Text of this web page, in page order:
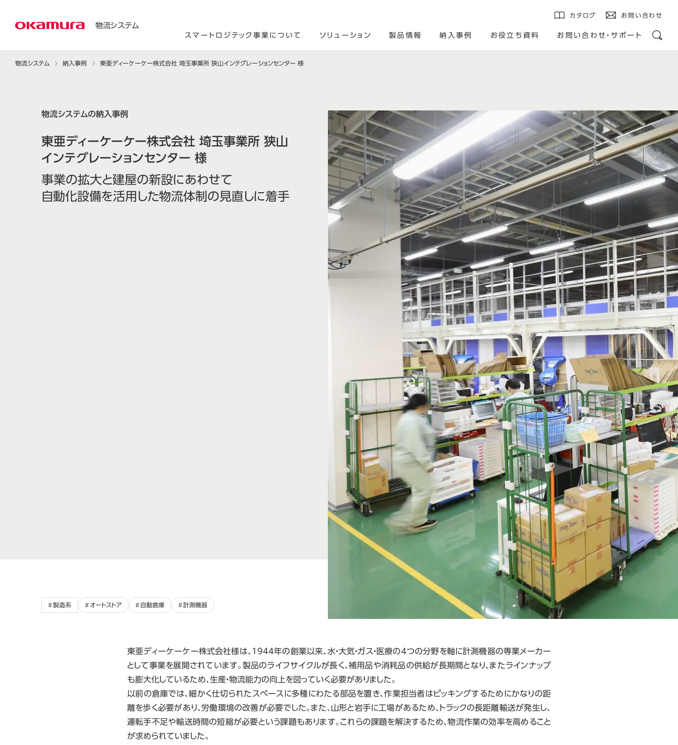
物流システム
カタログ お問い合わせ
スマートロジテック事業について ソリューション 製品情報 納入事例 お役立ち資料 お問い合わせ・サポート
物流システム 納入事例 東亜ディーケーケー株式会社 埼玉事業所 狭山インテグレーションセンター 様
物流システムの納入事例
東亜ディーケーケー株式会社 埼玉事業所 狭山
インテグレーションセンター 様
事業の拡大と建屋の新設にあわせて
自動化設備を活用した物流体制の見直しに着手
製造系 オートストア 自動倉庫 計測機器
東亜ディーケーケー株式会社様は、1944年の創業以来、水・大気・ガス・医療の4つの分野を軸に計測機器の専業メーカー
として事業を展開されています。製品のライフサイクルが長く、補用品や消耗品の供給が長期間となり、またラインナップ
も膨大化しているため、生産・物流能力の向上を図っていく必要がありました。
以前の倉庫では、細かく仕切られたスペースに多種にわたる部品を置き、作業担当者はピッキングするためにかなりの距
離を歩く必要があり、労働環境の改善が必要でした。また、山形と岩手に工場があるため、トラックの長距離輸送が発生し、
運転手不足や輸送時間の短縮が必要という課題もあります。これらの課題を解決するため、物流作業の効率を高めること
が求められていました。